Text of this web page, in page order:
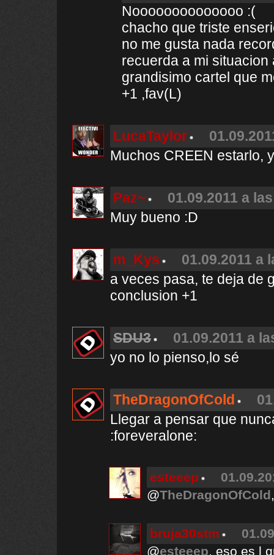
Noooooooooooooo :(
chacho que triste
no me gusta nada
recuerda a mi
grandisimo cartel que
+1 ,fav(L)
LucaTaylor
Muchos CREEN estarlo,
Paz~
01.09.2011 a
Muy bueno :D
m_Kys
01.09.2011 a
a veces pasa, te deja de
conclusion +1
SDU3
01.09.2011 a
yo no lo pienso,lo sé
TheDragonOfCold
Llegar a pensar que
:foreveralone:
esteeep
@TheDragonOfCold
bruja30stm
@esteeep, eso es l